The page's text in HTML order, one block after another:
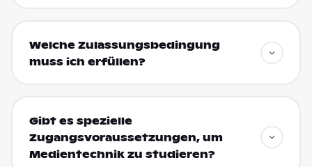
Welche Zulassungsbedingung
muss ich erfüllen?
Gibt es spezielle
Zugangsvoraussetzungen, um
Medientechnik zu studieren?